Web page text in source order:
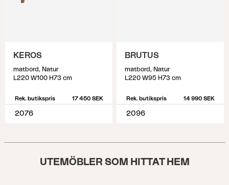
KEROS
matbord, Natur
L220 W100 H73 cm
Rek. butikspris 17 450 SEK
2076
BRUTUS
matbord, Natur
L220 W95 H73 cm
Rek. butikspris 14 990 SEK
2096
UTEMÖBLER SOM HITTAT HEM